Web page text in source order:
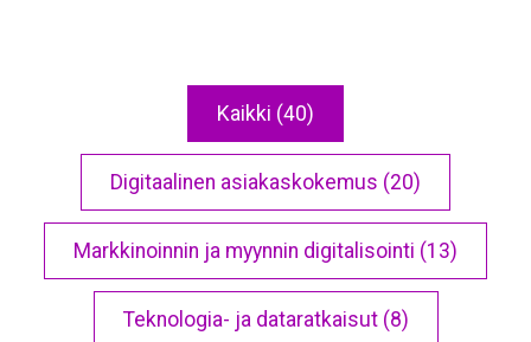
Kaikki (40)
Digitaalinen asiakaskokemus (20)
Markkinoinnin ja myynnin digitalisointi (13)
Teknologia- ja dataratkaisut (8)